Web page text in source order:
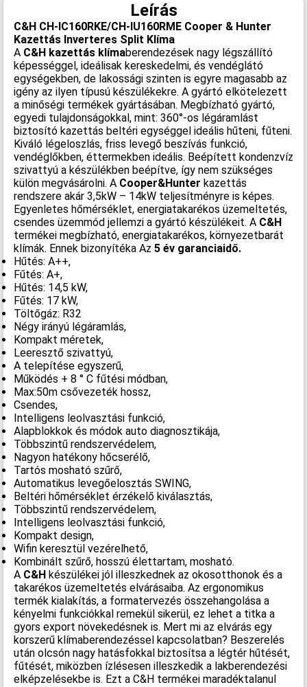
Leírás
C&H CH-IC160RKE/CH-IU160RME Cooper & Hunter
Kazettás Inverteres Split Klíma
A C&H kazettás klímaberendezések nagy légszállító
képességgel, ideálisak kereskedelmi, és vendéglátó
egységekben, de lakossági szinten is egyre magasabb az
igény az ilyen típusú készülékekre. A gyártó elkötelezett
a minőségi termékek gyártásában. Megbízható gyártó,
egyedi tulajdonságokkal, mint: 360°-os légáramlást
biztosító kazettás beltéri egységgel ideális hűteni, fűteni.
Kiváló légeloszlás, friss levegő beszívás funkció,
vendéglőkben, éttermekben ideális. Beépített kondenzvíz
szivattyú a készülékben beépítve, így nem szükséges
külön megvásárolni. A Cooper&Hunter kazettás
rendszere akár 3,5kW – 14kW teljesítményre is képes.
Egyenletes hőmérséklet, energiatakarékos üzemeltetés,
csendes üzemmód jellemzi a gyártó készülékeit. A C&H
termékei megbízható, energiatakarékos, környezetbarát
klímák. Ennek bizonyítéka Az 5 év garanciaidő.
Hűtés: A++,
Fűtés: A+,
Hűtés: 14,5 kW,
Fűtés: 17 kW,
Töltőgáz: R32
Négy irányú légáramlás,
Kompakt méretek,
Leeresztő szivattyú,
A telepítése egyszerű,
Működés + 8 ° C fűtési módban,
Max:50m csővezeték hossz,
Csendes,
Intelligens leolvasztási funkció,
Alapblokkok és módok auto diagnosztikája,
Többszintű rendszervédelem,
Nagyon hatékony hőcserélő,
Tartós mosható szűrő,
Automatikus levegőelosztás SWING,
Beltéri hőmérséklet érzékelő kiválasztás,
Többszintű rendszervédelem,
Intelligens leolvasztási funkció,
Kompakt design,
Wifin keresztül vezérelhető,
Kombinált szűrő, hosszú élettartam, mosható.
A C&H készülékei jól illeszkednek az okosotthonok és a
takarékos üzemeltetés elvárásaiba. Az ergonomikus
termék kialakítás, a formatervezés összehangolása a
kényelmi funkciókkal remekül sikerül, ez lehet a titka a
gyors export növekedésnek is. Mert mi az elvárás egy
korszerű klímaberendezéssel kapcsolatban? Beszerelés
után olcsón nagy hatásfokkal biztosítsa a légtér hűtését,
fűtését, miközben ízlésesen illeszkedik a lakberendezési
elképzelésekbe is. Ezt a C&H termékei maradéktalanul